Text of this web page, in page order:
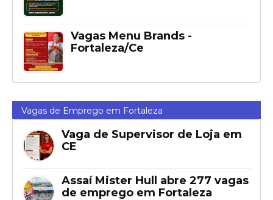
Vagas Menu Brands -
Fortaleza/Ce
Vagas de Emprego em Fortaleza
Vaga de Supervisor de Loja em
CE
Assaí Mister Hull abre 277 vagas
de emprego em Fortaleza